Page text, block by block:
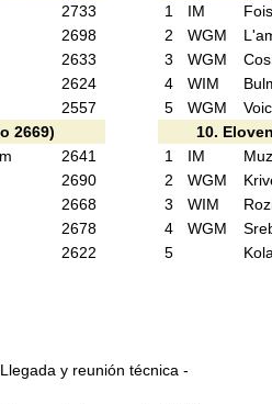
2733
2698
2633
2624
2557
2669)
2641
2690
2668
2678
2622
1
IM
2
WGM
3
WGM
4
WIM
5
WGM
10.
1
IM
2
WGM
3
WIM
4
WGM
5
y reunión técnica -